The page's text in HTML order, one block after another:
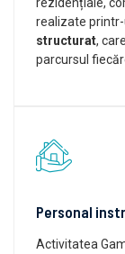
realizate
structurat,
parcursul
Personal
Activitatea